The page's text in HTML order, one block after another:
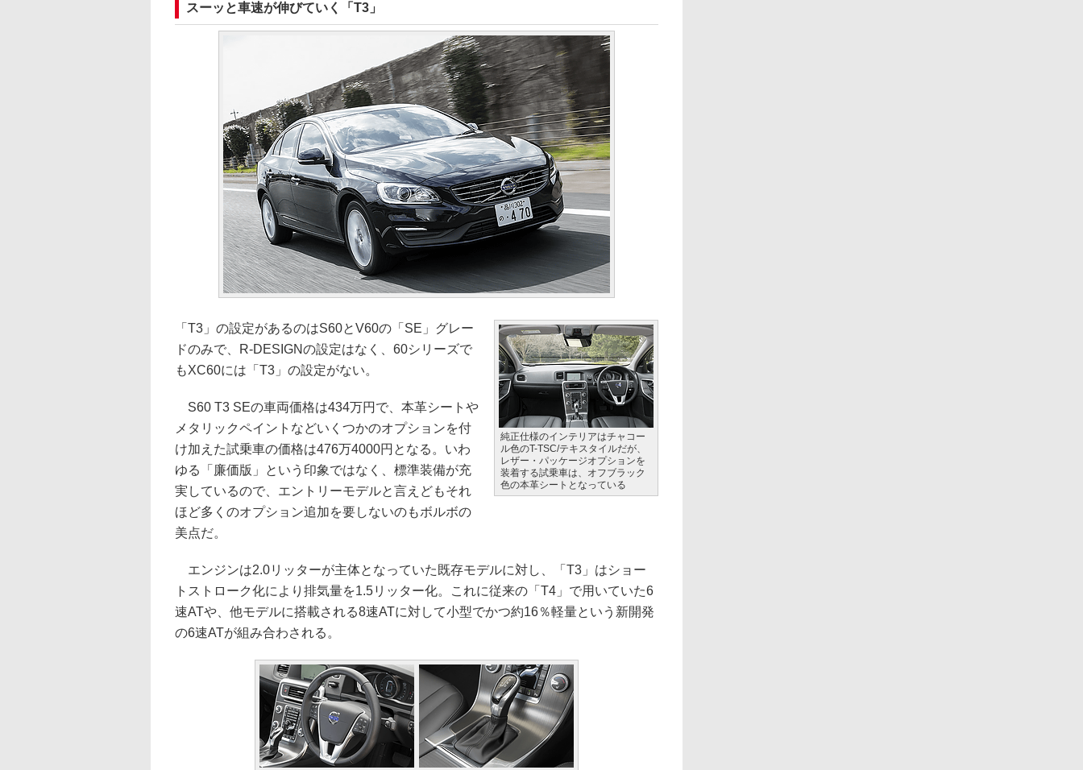
スーッと車速が伸びていく「T3」
純正仕様のインテリアはチャコー
ル色のT-TSC/テキスタイルだが、
レザー・パッケージオプションを
装着する試乗車は、オフブラック
色の本革シートとなっている
「T3」の設定があるのはS60とV60の「SE」グレー
ドのみで、R-DESIGNの設定はなく、60シリーズで
もXC60には「T3」の設定がない。
S60 T3 SEの車両価格は434万円で、本革シートや
メタリックペイントなどいくつかのオプションを付
け加えた試乗車の価格は476万4000円となる。いわ
ゆる「廉価版」という印象ではなく、標準装備が充
実しているので、エントリーモデルと言えどもそれ
ほど多くのオプション追加を要しないのもボルボの
美点だ。
エンジンは2.0リッターが主体となっていた既存モデルに対し、「T3」はショー
トストローク化により排気量を1.5リッター化。これに従来の「T4」で用いていた6
速ATや、他モデルに搭載される8速ATに対して小型でかつ約16％軽量という新開発
の6速ATが組み合わされる。